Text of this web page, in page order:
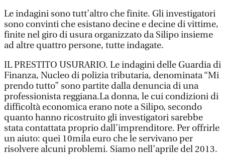
Le indagini sono tutt’altro che finite. Gli investigatori
sono convinti che esistano decine e decine di vittime,
finite nel giro di usura organizzato da Silipo insieme
ad altre quattro persone, tutte indagate.
IL PRESTITO USURARIO. Le indagini delle Guardia di
Finanza, Nucleo di polizia tributaria, denominata “Mi
prendo tutto” sono partite dalla denuncia di una
professionista reggiana.La donna, le cui condizioni di
difficoltà economica erano note a Silipo, secondo
quanto hanno ricostruito gli investigatori sarebbe
stata contattata proprio dall’imprenditore. Per offrirle
un aiuto: quei 10mila euro che le servivano per
risolvere alcuni problemi. Siamo nell’aprile del 2013.